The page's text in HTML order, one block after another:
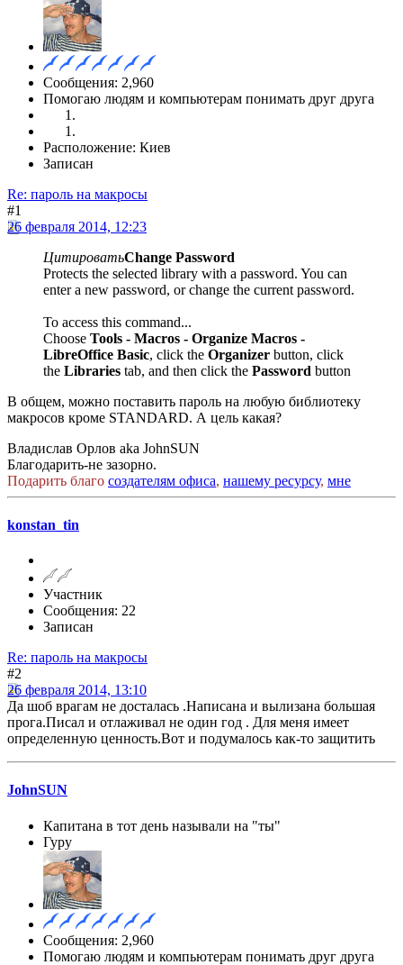
Сообщения: 2,960
Помогаю людям и компьютерам понимать друг друга
Расположение: Киев
Записан
Re: пароль на макросы
#1
26 февраля 2014, 12:23
ЦитироватьChange Password
Protects the selected library with a password. You can
enter a new password, or change the current password.
To access this command...
Choose Tools - Macros - Organize Macros -
LibreOffice Basic, click the Organizer button, click
the Libraries tab, and then click the Password button
В общем, можно поставить пароль на любую библиотеку
макросов кроме STANDARD. А цель какая?
Владислав Орлов aka JohnSUN
Благодарить-не зазорно.
Подарить благо создателям офиса, нашему ресурсу, мне
konstan_tin
Участник
Сообщения: 22
Записан
Re: пароль на макросы
#2
26 февраля 2014, 13:10
Да шоб врагам не досталась .Написана и вылизана большая
прога.Писал и отлаживал не один год . Для меня имеет
определенную ценность.Вот и подумалось как-то защитить
JohnSUN
Капитана в тот день называли на "ты"
Гуру
Сообщения: 2,960
Помогаю людям и компьютерам понимать друг друга